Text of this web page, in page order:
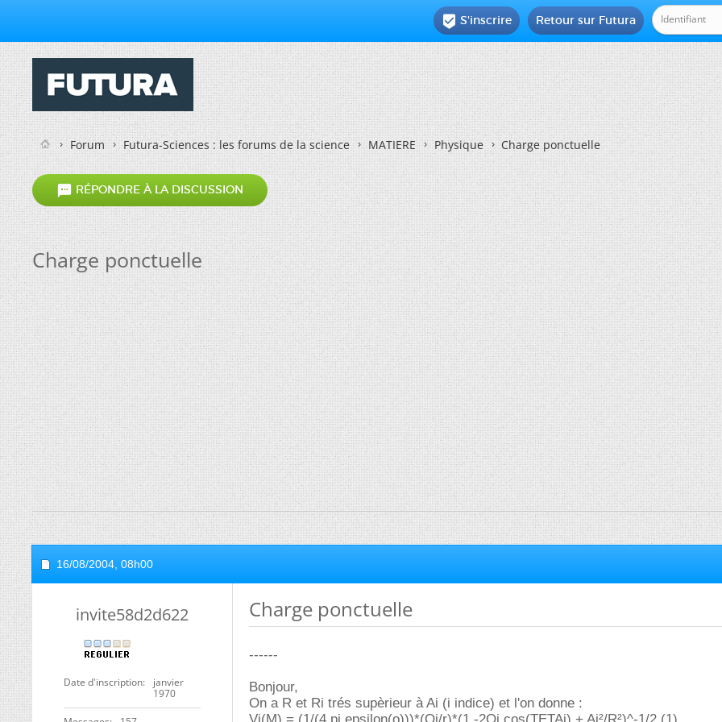
Retour sur Futura
 S'inscrire
Forum Futura-Sciences : les forums de la science MATIERE Physique Charge ponctuelle
 RÉPONDRE À LA DISCUSSION
Charge ponctuelle
16/08/2004, 08h00
invite58d2d622
Date d'inscription
janvier
1970
Charge ponctuelle
------
Bonjour,
On a R et Ri trés supèrieur à Ai (i indice) et l'on donne :